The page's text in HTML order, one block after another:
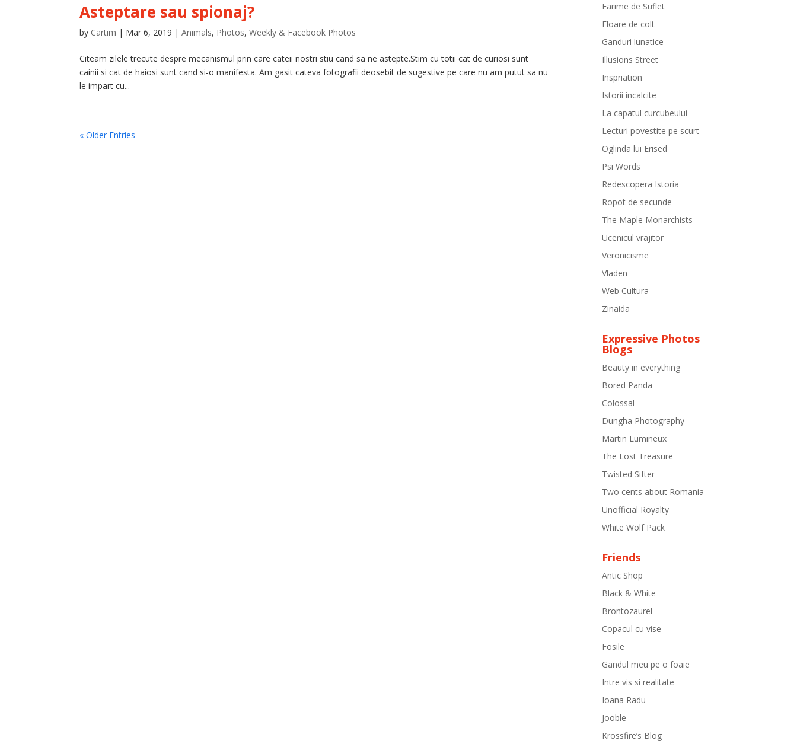
Asteptare sau spionaj?
by Cartim | Mar 6, 2019 |Animals, Photos,Weekly & Facebook Photos
Citeam zilele trecute despre mecanismul prin care cateii nostri stiu cand sa ne astepte.Stim cu totii cat de curiosi sunt
cainii si cat de haiosi sunt cand si-o manifesta. Am gasit cateva fotografii deosebit de sugestive pe care nu am putut sa nu
le impart cu...
« Older Entries
Farime de Suflet
Floare de colt
Ganduri lunatice
Illusions Street
Inspriation
Istorii incalcite
La capatul curcubeului
Lecturi povestite pe scurt
Oglinda lui Erised
Psi Words
Redescopera Istoria
Ropot de secunde
The Maple Monarchists
Ucenicul vrajitor
Veronicisme
Vladen
Web Cultura
Zinaida
Expressive Photos
Blogs
Beauty in everything
Bored Panda
Colossal
Dungha Photography
Martin Lumineux
The Lost Treasure
Twisted Sifter
Two cents about Romania
Unofficial Royalty
White Wolf Pack
Friends
Antic Shop
Black & White
Brontozaurel
Copacul cu vise
Fosile
Gandul meu pe o foaie
Intre vis si realitate
Ioana Radu
Jooble
Krossfire’s Blog